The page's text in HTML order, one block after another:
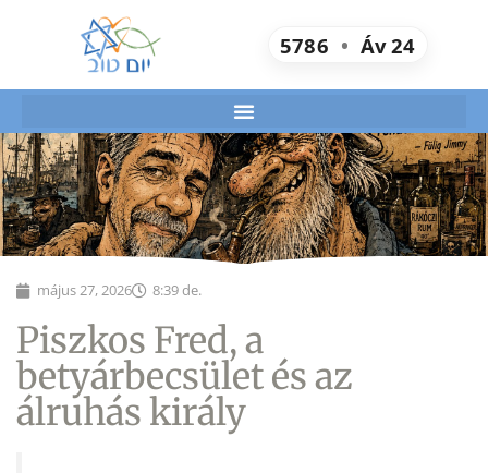
5786 • Áv 24
május 27, 2026 8:39 de.
Piszkos Fred, a
betyárbecsület és az
álruhás király